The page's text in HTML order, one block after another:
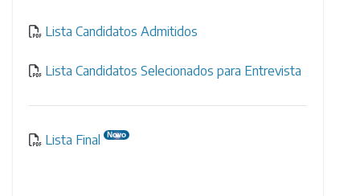
Lista Candidatos Admitidos
Lista Candidatos Selecionados para Entrevista
Lista Final